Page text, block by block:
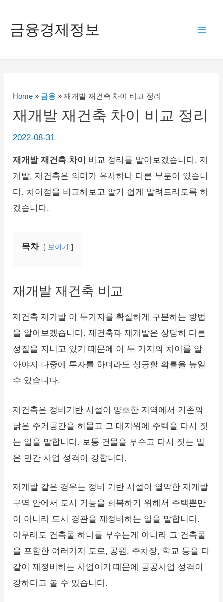
금융경제정보
Home » 금융 »재개발 재건축 차이 비교 정리
재개발 재건축 차이 비교 정리
2022-08-31
재개발 재건축 차이
비교 정리를 알아보겠습니다. 재
개발, 재건축은 의미가 유사하나 다른 부분이 있습니
다. 차이점을 비교해보고 알기 쉽게 알려드리도록 하
겠습니다.
목차 보이기
재개발 재건축 비교
재건축 재가발 이 두가지를 확실하게 구분하는 방법
을 알아보겠습니다. 재건축과 재개발은 상당히 다른
성질을 지니고 있기 때문에 이 두 가지의 차이를 알
아야지 나중에 투자를 하더라도 성공할 확률을 높일
수 있습니다.
재건축은 정비기반 시설이 양호한 지역에서 기존의
낡은 주거공간을 허물고 그 대지위에 주택을 다시 짓
는 일을 말합니다. 보통 건물을 부수고 다시 짓는 일
은 민간 사업 성격이 강합니다.
재개발 같은 경우는 정비 기반 시설이 열악한 재개발
구역 안에서 도시 기능을 회복하기 위해서 주택뿐만
이 아니라 도시 경관을 재정비하는 일을 말합니다.
아무래도 건축물 하나를 부수는게 아니라 그 건축물
을 포함한 여러가지 도로, 공원, 주차장, 학교 등을 다
같이 재정비하는 사업이기 때문에 공공사업 성격이
강하다고 볼 수 있습니다.